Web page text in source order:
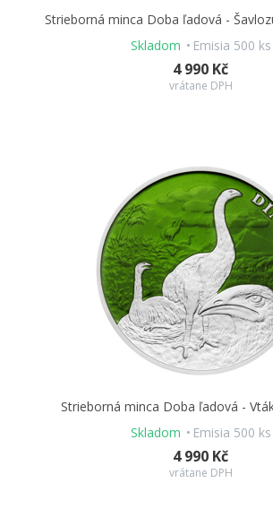
Strieborná minca Doba ľadová -
Skladom
Emisia 500 ks
4 990 Kč
vrátane DPH
Strieborná minca Doba ľadová -
Skladom
Emisia 500 ks
4 990 Kč
vrátane DPH